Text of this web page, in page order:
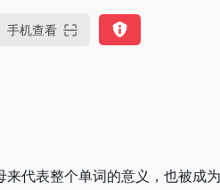
手机查看
代表整个单词的意义，也被成